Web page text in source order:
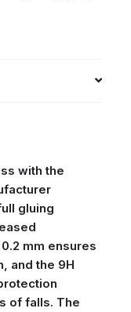
with the
gluing
mm ensures
and the 9H
of falls. The